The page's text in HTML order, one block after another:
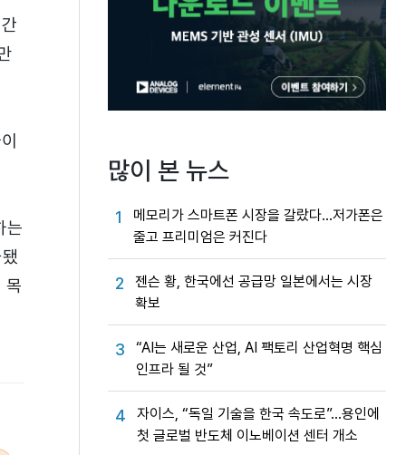
는
목
많이 본 뉴스
1
메모리가 스마트폰 시장을 갈랐다…저가폰은
줄고 프리미엄은 커진다
2
젠슨 황, 한국에선 공급망 일본에서는 시장
확보
3
“AI는 새로운 산업, AI 팩토리 산업혁명 핵심
인프라 될 것”
4
자이스, “독일 기술을 한국 속도로”…용인에
첫 글로벌 반도체 이노베이션 센터 개소